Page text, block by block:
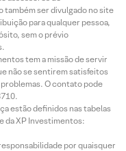
também ser divulgado no site
para qualquer pessoa,
sem o prévio
tem a missão de servir
não se sentirem satisfeitos
problemas. O contato pode
estão definidos nas tabelas
da XP Investimentos:
por quaisquer